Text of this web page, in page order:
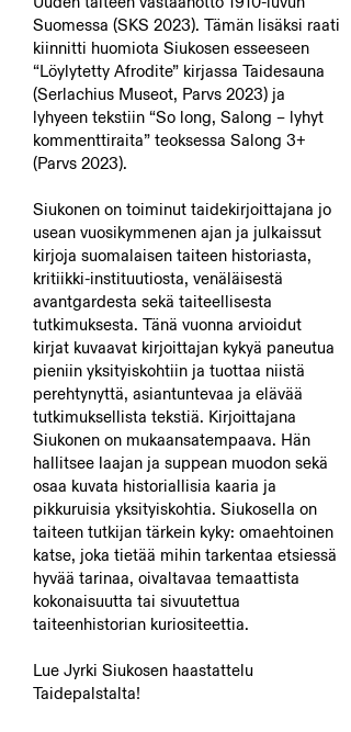
Suomessa (SKS 2023). Tämän lisäksi raati
kiinnitti huomiota Siukosen esseeseen
“Löylytetty Afrodite” kirjassa Taidesauna
(Serlachius Museot, Parvs 2023) ja
lyhyeen tekstiin “So long, Salong – lyhyt
kommenttiraita” teoksessa Salong 3+
(Parvs 2023).
Siukonen on toiminut taidekirjoittajana jo
usean vuosikymmenen ajan ja julkaissut
kirjoja suomalaisen taiteen historiasta,
kritiikki-instituutiosta, venäläisestä
avantgardesta sekä taiteellisesta
tutkimuksesta. Tänä vuonna arvioidut
kirjat kuvaavat kirjoittajan kykyä paneutua
pieniin yksityiskohtiin ja tuottaa niistä
perehtynyttä, asiantuntevaa ja elävää
tutkimuksellista tekstiä. Kirjoittajana
Siukonen on mukaansatempaava. Hän
hallitsee laajan ja suppean muodon sekä
osaa kuvata historiallisia kaaria ja
pikkuruisia yksityiskohtia. Siukosella on
taiteen tutkijan tärkein kyky: omaehtoinen
katse, joka tietää mihin tarkentaa etsiessä
hyvää tarinaa, oivaltavaa temaattista
kokonaisuutta tai sivuutettua
taiteenhistorian kuriositeettia.
Lue Jyrki Siukosen haastattelu
Taidepalstalta!